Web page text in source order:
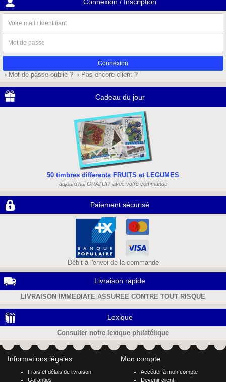
mail
/
Identifiant
de
passe
› Mot de passe oublié ? › Pas encore client ?
Cadeau du jour
50 timbres differents FRUITS et LEGUMES
aujourd'hui GRATUIT avec votre commande
Paiement sécurisé
Débit à l'envoi de la commande
Livraison rapide
LIVRAISON IMMEDIATE ASSUREE CONTRE TOUT RISQUE
Lexique
Consulter notre lexique philatélique
Informations légales
Frais et délais de livraison
Garanties
Mon compte
Accéder à mon compte
Devenir client